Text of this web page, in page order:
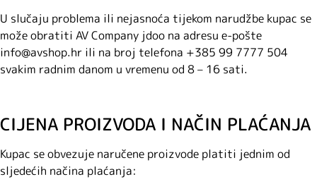
U slučaju problema ili nejasnoća tijekom narudžbe kupac se
može obratiti AV Company jdoo na adresu e-pošte
info@avshop.hr ili na broj telefona +385 99 7777 504
svakim radnim danom u vremenu od 8 – 16 sati.
CIJENA PROIZVODA I NAČIN PLAĆANJA
Kupac se obvezuje naručene proizvode platiti jednim od
sljedećih načina plaćanja: